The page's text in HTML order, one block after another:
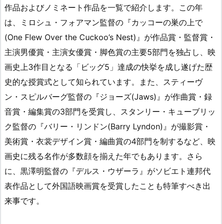
作品およびノミネート作品を一覧で紹介します。この年
は、ミロシュ・フォアマン監督の『カッコーの巣の上で
(One Flew Over the Cuckoo’s Nest)』が作品賞・監督賞・
主演男優賞・主演女優賞・脚色賞の主要5部門を独占し、映
画史上3作目となる「ビッグ5」達成の快挙を成し遂げた歴
史的な授賞式として知られています。また、スティーヴ
ン・スピルバーグ監督の『ジョーズ(Jaws)』が作曲賞・録
音賞・編集賞の3部門を受賞し、スタンリー・キューブリッ
ク監督の『バリー・リンドン(Barry Lyndon)』が撮影賞・
美術賞・衣裳デザイン賞・編曲賞の4部門を制するなど、映
画史に残る名作が多数顔を揃えた年でもあります。さら
に、黒澤明監督の『デルス・ウザーラ』がソビエト連邦代
表作品として外国語映画賞を受賞したことも特筆すべき出
来事です。